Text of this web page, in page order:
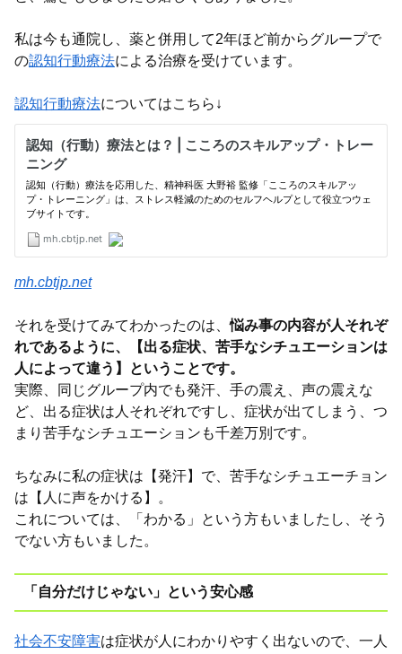
私は今も通院し、薬と併用して2年ほど前からグループで
の認知行動療法による治療を受けています。
認知行動療法についてはこちら↓
mh.cbtjp.net
それを受けてみてわかったのは、悩み事の内容が人それぞ
れであるように、【出る症状、苦手なシチュエーションは
人によって違う】ということです。
実際、同じグループ内でも発汗、手の震え、声の震えな
ど、出る症状は人それぞれですし、症状が出てしまう、つ
まり苦手なシチュエーションも千差万別です。
ちなみに私の症状は【発汗】で、苦手なシチュエーチョン
は【人に声をかける】。
これについては、「わかる」という方もいましたし、そう
でない方もいました。
「自分だけじゃない」という安心感
社会不安障害は症状が人にわかりやすく出ないので、 一人